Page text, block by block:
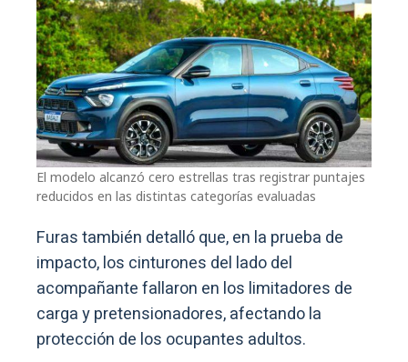
El modelo alcanzó cero estrellas tras registrar puntajes
reducidos en las distintas categorías evaluadas
Furas también detalló que, en la prueba de
impacto, los cinturones del lado del
acompañante fallaron en los limitadores de
carga y pretensionadores, afectando la
protección de los ocupantes adultos.